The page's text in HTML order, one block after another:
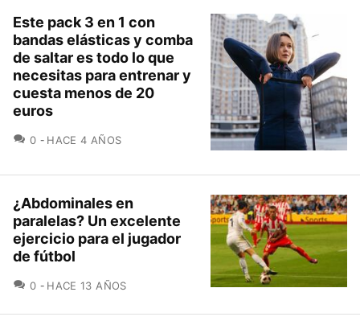
Este pack 3 en 1 con
bandas elásticas y comba
de saltar es todo lo que
necesitas para entrenar y
cuesta menos de 20
euros
0 COMENTARIOS
HACE 4 AÑOS
¿Abdominales en
paralelas? Un excelente
ejercicio para el jugador
de fútbol
0 COMENTARIOS
HACE 13 AÑOS